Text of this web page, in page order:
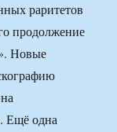
раритетов
продолжение
Новые
Ещё одна